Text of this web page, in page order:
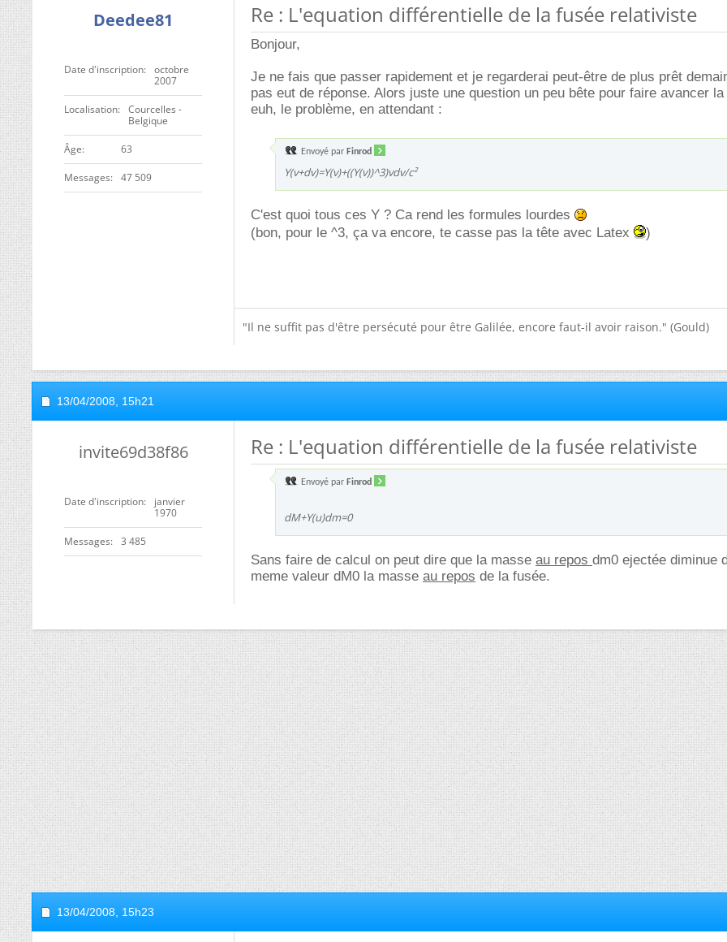
Deedee81
Date d'inscription
octobre
2007
Localisation
Courcelles -
Belgique
ge 63
Messages 47 509
Re : L'equation différentielle de la fusée relativiste
Bonjour,
Je ne fais que passer rapidement et je regarderai peut-être de plus prêt
pas eut de réponse. Alors juste une question un peu bête pour faire avancer
euh, le problème, en attendant :
Envoyé par Finrod
Y(v+dv)=Y(v)+((Y(v))^3)vdv/c²
C'est quoi tous ces Y ? Ca rend les formules lourdes
(bon, pour le ^3, ça va encore, te casse pas la tête avec Latex
)
"Il ne suffit pas d'être persécuté pour être Galilée, encore faut-il avoir raison." (Gould)
13/04/2008, 15h21
invite69d38f86
Date d'inscription
janvier
1970
Messages 3 485
Re : L'equation différentielle de la fusée relativiste
Envoyé par Finrod
dM+Y(u)dm=0
Sans faire de calcul on peut dire que la masse au repos dm0 ejectée diminue
meme valeur dM0 la masse au repos de la fusée.
13/04/2008, 15h23